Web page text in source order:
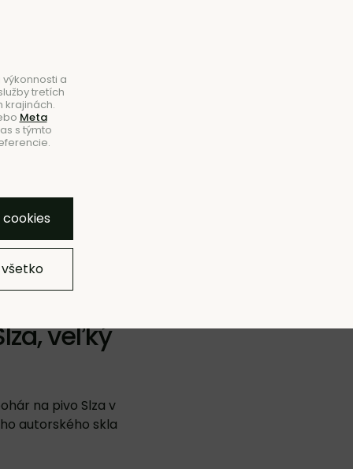
Hľadať
NOVINKY
veľký
na pivo Slza v
autorského skla
Pridať do zoznamu
a
tretích
krajinách.
Meta
s týmto